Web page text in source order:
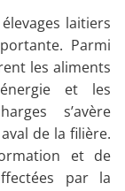
laitiers
Parmi
les aliments
et les
s’avère
de la filière.
et de
par la